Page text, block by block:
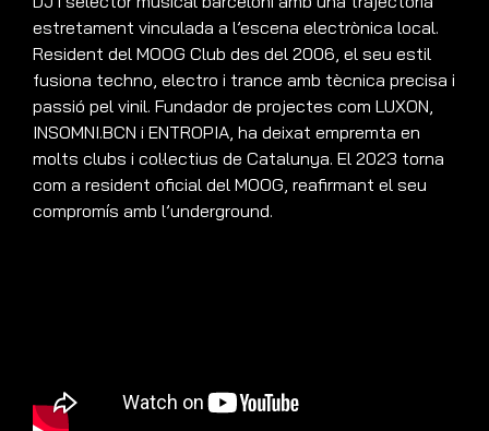
estretament vinculada a l’escena electrònica local.
Resident del MOOG Club des del 2006, el seu estil
fusiona techno, electro i trance amb tècnica precisa i
passió pel vinil. Fundador de projectes com LUXON,
INSOMNI.BCN i ENTROPIA, ha deixat empremta en
molts clubs i col·lectius de Catalunya. El 2023 torna
com a resident oficial del MOOG, reafirmant el seu
compromís amb l’underground.